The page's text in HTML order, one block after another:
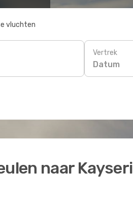
vluchten
Vertrek
Datum
naar Kayseri